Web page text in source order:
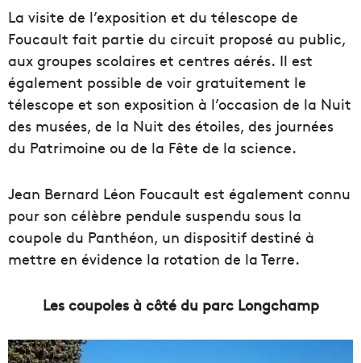
La visite de l’exposition et du télescope de
Foucault fait partie du circuit proposé au public,
aux groupes scolaires et centres aérés. Il est
également possible de voir gratuitement le
télescope et son exposition à l’occasion de la Nuit
des musées, de la Nuit des étoiles, des journées
du Patrimoine ou de la Fête de la science.
Jean Bernard Léon Foucault est également connu
pour son célèbre pendule suspendu sous la
coupole du Panthéon, un dispositif destiné à
mettre en évidence la rotation de la Terre.
Les coupoles à côté du parc Longchamp